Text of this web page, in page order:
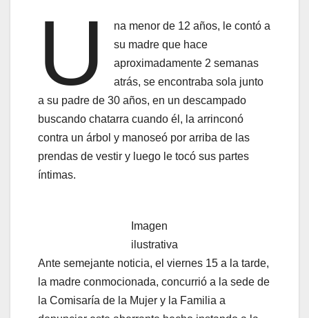
U
na menor de 12 años, le contó a
su madre que hace
aproximadamente 2 semanas
atrás, se encontraba sola junto
a su padre de 30 años, en un descampado
buscando chatarra cuando él, la arrinconó
contra un árbol y manoseó por arriba de las
prendas de vestir y luego le tocó sus partes
íntimas.
Imagen
ilustrativa
Ante semejante noticia, el viernes 15 a la tarde,
la madre conmocionada, concurrió a la sede de
la Comisaría de la Mujer y la Familia a